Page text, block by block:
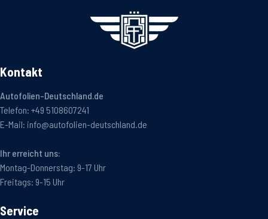
Kontakt
Autofolien-Deutschland.de
Telefon: +49 5108607241
E-Mail: info@autofolien-deutschland.de
Ihr erreicht uns:
Montag-Donnerstag: 9-17 Uhr
Freitags: 9-15 Uhr
Service